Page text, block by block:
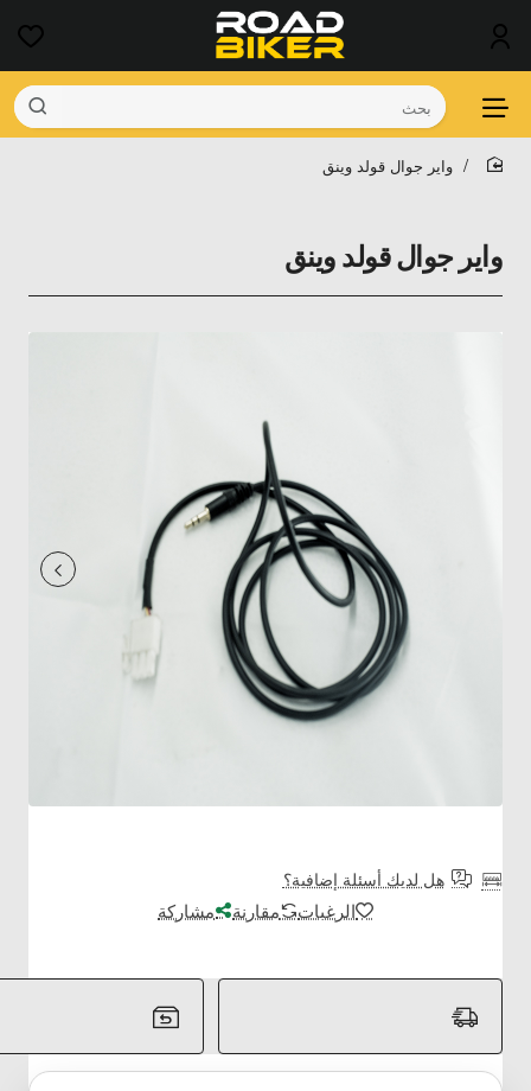
بحث
واير جوال قولد وينق
واير جوال قولد وينق
هل لديك أسئلة إضافية؟
الرغبات مقارنة مشاركة